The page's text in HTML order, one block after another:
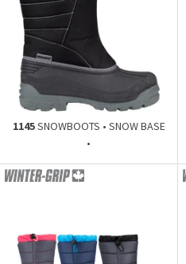
1145SNOWBOOTS • SNOW BASE
•